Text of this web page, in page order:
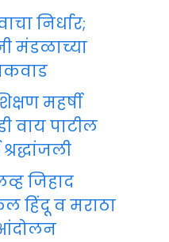
निर्धार;
मंडळाच्या
महर्षी
वाय पाटील
जिहाद
हिंदू व मराठा